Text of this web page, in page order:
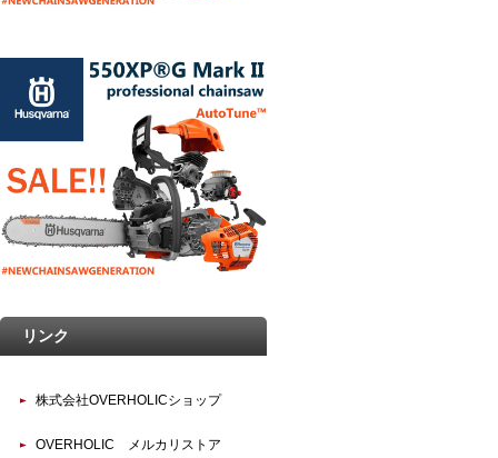
リンク
株式会社OVERHOLICショップ
OVERHOLIC メルカリストア